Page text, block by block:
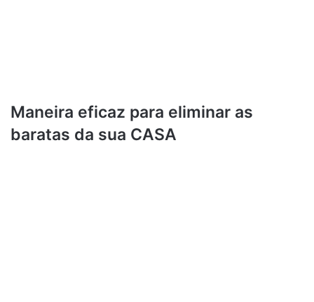
Maneira eficaz para eliminar as
baratas da sua CASA